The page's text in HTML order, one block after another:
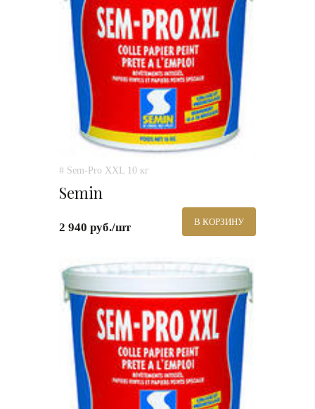
# Sem-Pro XXL 10 кг
Semin
2 940 руб./шт В КОРЗИНУ